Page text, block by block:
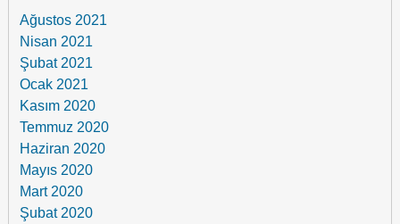
Ağustos 2021
Nisan 2021
Şubat 2021
Ocak 2021
Kasım 2020
Temmuz 2020
Haziran 2020
Mayıs 2020
Mart 2020
Şubat 2020